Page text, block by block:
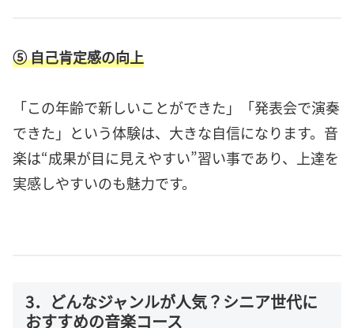
⑤ 自己肯定感の向上
「この年齢で新しいことができた」「発表会で演奏
できた」という体験は、大きな自信になります。音
楽は“成果が目に見えやすい”習い事であり、上達を
実感しやすいのも魅力です。
3．どんなジャンルが人気？シニア世代に
おすすめの音楽コース